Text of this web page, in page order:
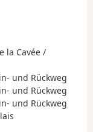
la Cavée /
und Rückweg
und Rückweg
und Rückweg